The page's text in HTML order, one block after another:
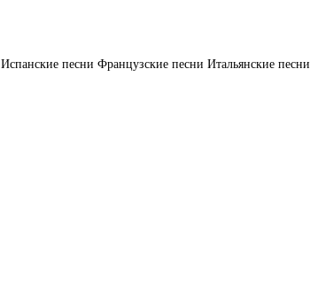
Испанские песни Французские песни Итальянские песни